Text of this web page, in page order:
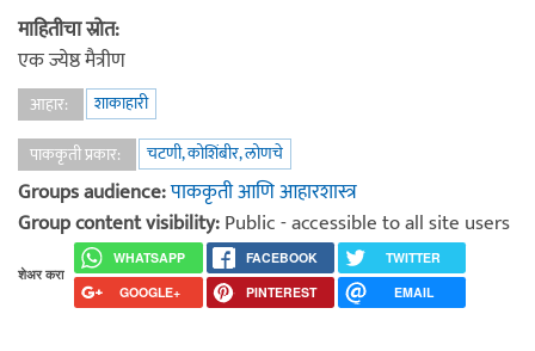
माहितीचा स्रोत:
एक ज्येष्ठ मैत्रीण
आहार:
शाकाहारी
पाककृती प्रकार:
चटणी, कोशिंबीर, लोणचे
Groups audience:पाककृती आणि आहारशास्त्र
Group content visibility:Public - accessible to all site users
शेअर करा
WHATSAPP FACEBOOK
TWITTER
GOOGLE+
PINTEREST EMAIL